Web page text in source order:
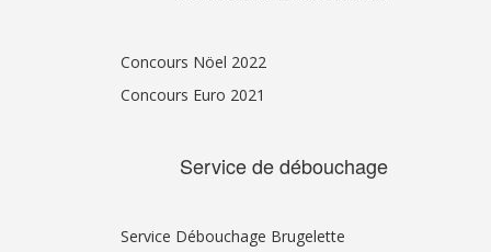
Concours Nöel 2022
Concours Euro 2021
Service de débouchage
Service Débouchage Brugelette